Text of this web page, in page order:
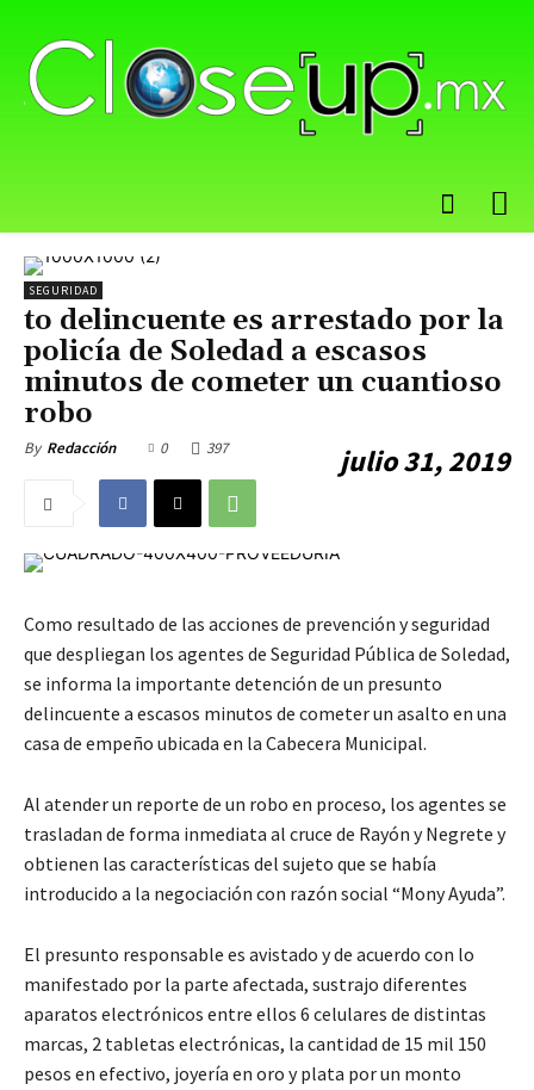
SEGURIDAD
to delincuente es arrestado por la
policía de Soledad a escasos
minutos de cometer un cuantioso
robo
By Redacción julio 31, 2019
0 397
Como resultado de las acciones de prevención y seguridad
que despliegan los agentes de Seguridad Pública de Soledad,
se informa la importante detención de un presunto
delincuente a escasos minutos de cometer un asalto en una
casa de empeño ubicada en la Cabecera Municipal.
Al atender un reporte de un robo en proceso, los agentes se
trasladan de forma inmediata al cruce de Rayón y Negrete y
obtienen las características del sujeto que se había
introducido a la negociación con razón social “Mony Ayuda”.
El presunto responsable es avistado y de acuerdo con lo
manifestado por la parte afectada, sustrajo diferentes
aparatos electrónicos entre ellos 6 celulares de distintas
marcas, 2 tabletas electrónicas, la cantidad de 15 mil 150
pesos en efectivo, joyería en oro y plata por un monto